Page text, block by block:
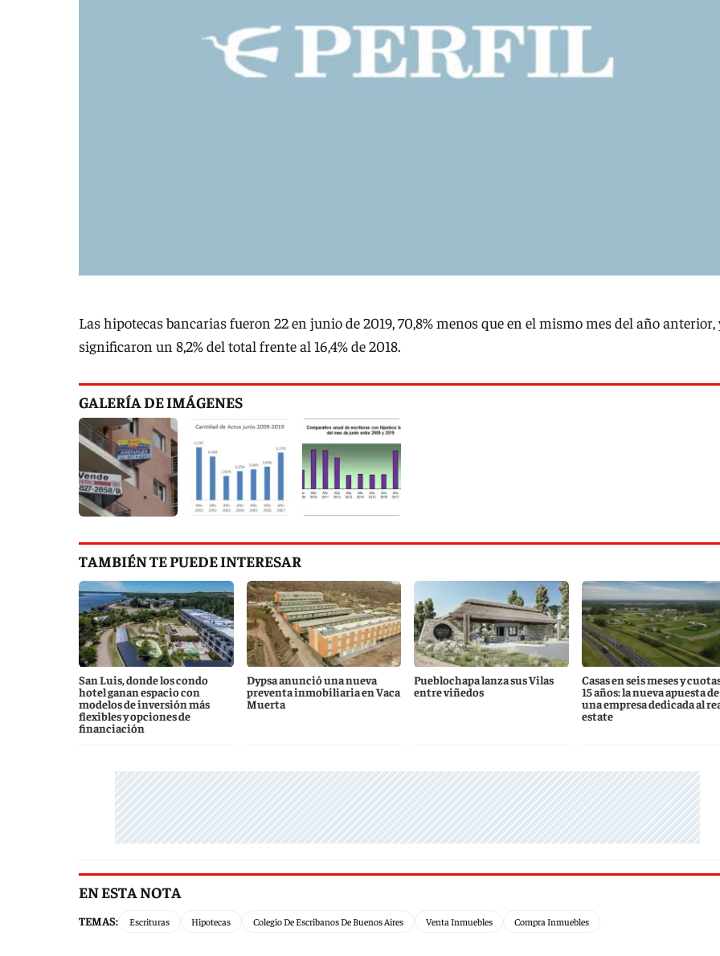
Las hipotecas bancarias fueron 22 en junio de 2019, 70,8% menos que en el mismo mes del año anterior,
significaron un 8,2% del total frente al 16,4% de 2018.
GALERÍA DE IMÁGENES
TAMBIÉN TE PUEDE INTERESAR
San Luis, donde los condo
hotel ganan espacio con
modelos de inversión más
flexibles y opciones de
financiación
Dypsa anunció una nueva
preventa inmobiliaria en Vaca
Muerta
Pueblochapa lanza sus Vilas
entre viñedos
Casas en seis meses y
15 años: la nueva apuesta de
una empresa dedicada al
estate
EN ESTA NOTA
TEMAS: Escrituras Hipotecas Colegio De Escribanos De Buenos Aires Venta Inmuebles Compra Inmuebles